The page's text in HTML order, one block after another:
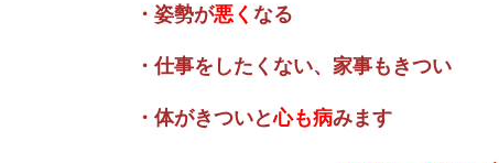
・姿勢が悪く なる
・仕事をしたくない、家事もきつい
・体がきついと心も病みます